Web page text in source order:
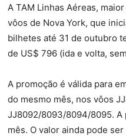
A TAM Linhas Aéreas,
vôos de Nova York, que
bilhetes até 31 de outubro
de US$ 796 (ida e volta,
A promoção é válida para
do mesmo mês, nos vôos
JJ8092/8093/8094/8095. A
mês. O valor ainda pode